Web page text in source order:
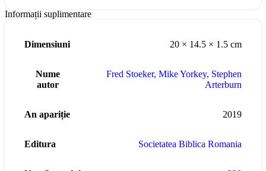
Informații suplimentare
Dimensiuni 20 × 14.5 × 1.5 cm
Nume
autor
Fred Stoeker, Mike Yorkey, Stephen
Arterburn
An apariție 2019
Editura Societatea Biblica Romania